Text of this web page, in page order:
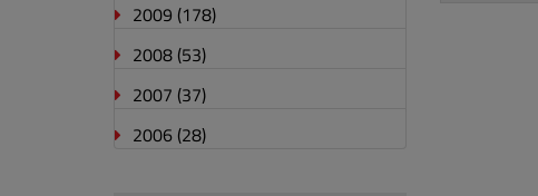
2009 (178)
2008 (53)
2007 (37)
2006 (28)